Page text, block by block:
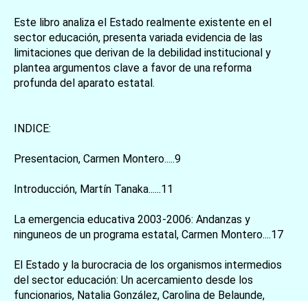
Este libro analiza el Estado realmente existente en el
sector educación, presenta variada evidencia de las
limitaciones que derivan de la debilidad institucional y
plantea argumentos clave a favor de una reforma
profunda del aparato estatal.
INDICE:
Presentacion, Carmen Montero.....9
Introducción, Martín Tanaka......11
La emergencia educativa 2003-2006: Andanzas y
ninguneos de un programa estatal, Carmen Montero....17
El Estado y la burocracia de los organismos intermedios
del sector educación: Un acercamiento desde los
funcionarios, Natalia González, Carolina de Belaunde,